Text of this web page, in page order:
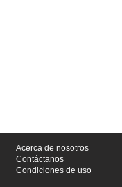
Acerca de nosotros
Contáctanos
Condiciones de uso